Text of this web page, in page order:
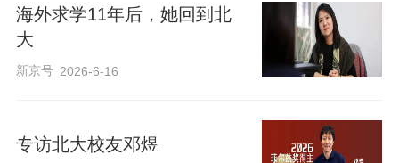
高龄、重病在身的《儒藏》工程首席专家
汤一介先生，仍然诚挚地表达着他的心
愿。
2014年5月，习近平总书记到北大考察时，
海外求学11年后，她回到北
大
新京号 2026-6-16
专访北大校友邓煜